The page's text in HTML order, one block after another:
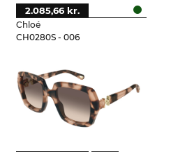
Chloé
CH0280S - 006
2.085,66 kr.